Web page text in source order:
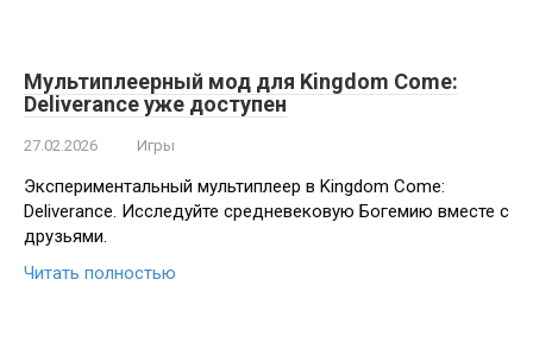
Мультиплеерный мод для Kingdom Come:
Deliverance уже доступен
27.02.2026 Игры
Экспериментальный мультиплеер в Kingdom Come:
Deliverance. Исследуйте средневековую Богемию вместе с
друзьями.
Читать полностью